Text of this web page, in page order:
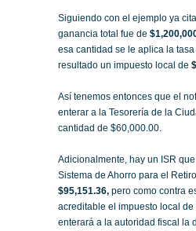
Siguiendo con el ejemplo ya
ganancia total fue de
esa cantidad se le aplica la tasa
resultado un impuesto local de
Así tenemos entonces que el
enterar a la Tesorería de la
cantidad de $60,000.00.
Adicionalmente, hay un ISR
Sistema de Ahorro para el
$95,151.36, pero como contra
acreditable el impuesto local de
enterará a la autoridad fiscal la